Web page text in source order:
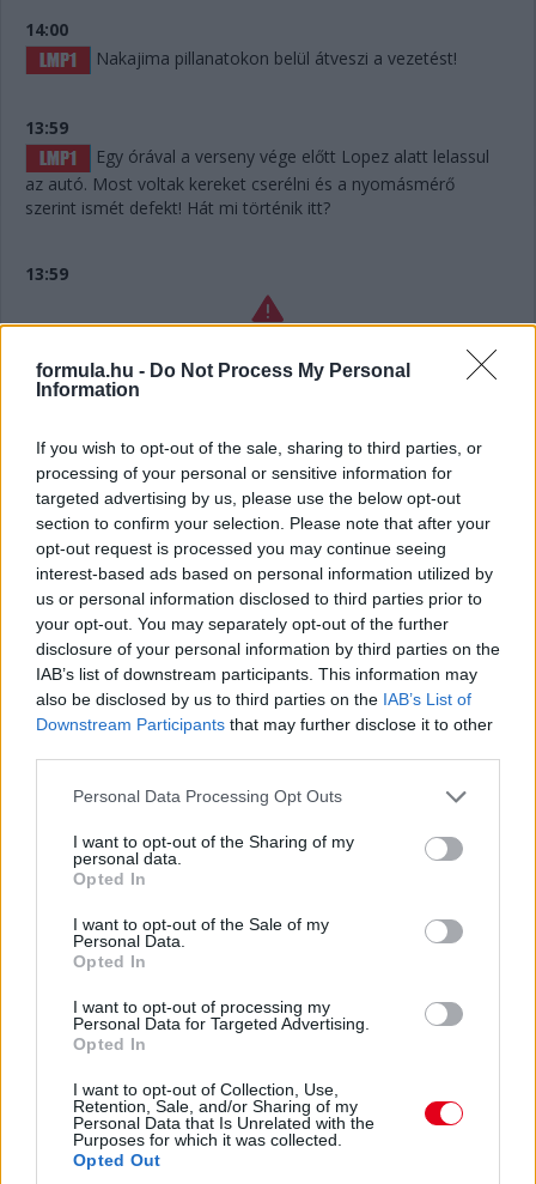
formula.hu - Do Not Process My Personal
Information
If you wish to opt-out of the sale, sharing to third parties, or
processing of your personal or sensitive information for
targeted advertising by us, please use the below opt-out
section to confirm your selection. Please note that after your
opt-out request is processed you may continue seeing
interest-based ads based on personal information utilized by
us or personal information disclosed to third parties prior to
your opt-out. You may separately opt-out of the further
disclosure of your personal information by third parties on the
IAB’s list of downstream participants. This information may
also be disclosed by us to third parties on the IAB’s List of
Downstream Participants that may further disclose it to other
Please note that this website/app uses one or more Google
not limited to your visit or usage behaviour. You may click to
grant or deny consent to Google and its third-party tags to
use your data for below specified purposes in below Google
consent section.
Personal Data Processing Opt Outs
I want to opt-out of the Sharing of my
personal data.
Opted In
I want to opt-out of the Sale of my
Personal Data.
Opted In
I want to opt-out of processing my
Personal Data for Targeted Advertising.
Opted In
I want to opt-out of Collection, Use,
Retention, Sale, and/or Sharing of my
Personal Data that Is Unrelated with the
Purposes for which it was collected.
Opted Out
14:00
Nakajima pillanatokon belül átveszi a vezetést!
13:59
Egy órával a verseny vége előtt Lopez alatt lelassul
az autó. Most voltak kereket cserélni és a nyomásmérő
szerint ismét defekt! Hát mi történik itt?
13:59
Defekt a #7-es Toyotánál, ha jól hallottuk az
üzenetet. De már túl is vannak a kiálláson, belefért.
13:55
Hát nagyjából semennyi! Úgy hat másodperc. Két
kört kell még megtennie Keatingnek a kerékcsere előtt,
Bergmeister addig utol is érheti – és amúgy mintha megint
nem lett volna teljesen tiszta az indulás...
elindult, nézzük, mennyi előnye marad...
Éles csata a 7-8. helyen: az egy szem élő Corvette-tel
Garcia kergeti Plát a Fordban.
Közben már csak 37,5 másodperc Bergmeister lemaradása...
ÉS ITT AZ ÚJABB DRÁMA! Keating stop&go
büntetést kap, mert kipörgette a kerekét a bokszban! A